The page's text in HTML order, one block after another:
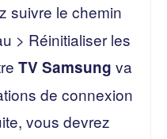
suivre le chemin
> Réinitialiser les
TV Samsung va
de connexion
vous devrez